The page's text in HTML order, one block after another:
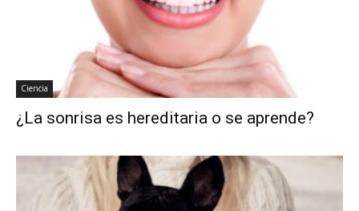
Ciencia
¿La sonrisa es hereditaria o se aprende?